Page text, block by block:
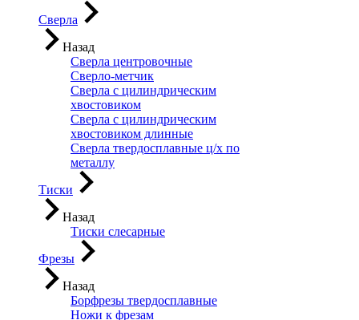
Сверла
Назад
Сверла центровочные
Сверло-метчик
Сверла с цилиндрическим
хвостовиком
Сверла с цилиндрическим
хвостовиком длинные
Сверла твердосплавные ц/х по
металлу
Тиски
Назад
Тиски слесарные
Фрезы
Назад
Борфрезы твердосплавные
Ножи к фрезам